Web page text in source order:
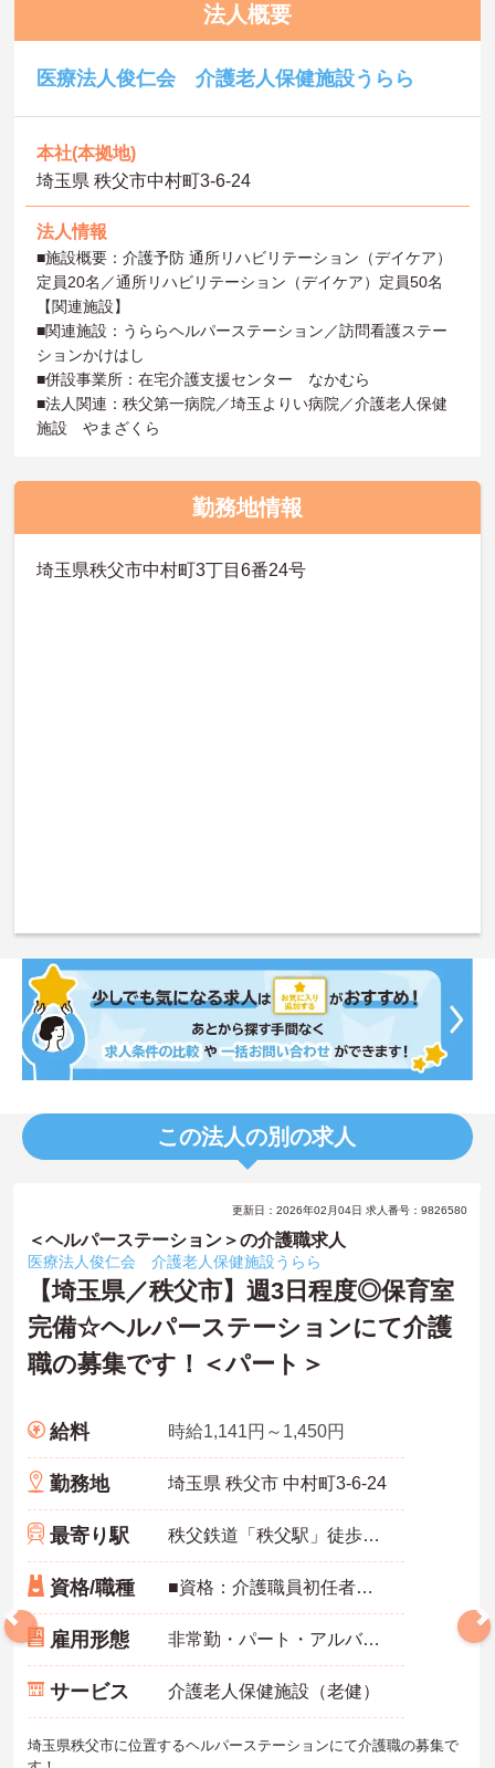
法人概要
医療法人俊仁会 介護老人保健施設うらら
本社(本拠地)
埼玉県 秩父市中村町3-6-24
法人情報
■施設概要：介護予防 通所リハビリテーション（デイケア）
定員20名／通所リハビリテーション（デイケア）定員50名
【関連施設】
■関連施設：うららヘルパーステーション／訪問看護ステー
ションかけはし
■併設事業所：在宅介護支援センター なかむら
■法人関連：秩父第一病院／埼玉よりい病院／介護老人保健
施設 やまざくら
勤務地情報
埼玉県秩父市中村町3丁目6番24号
この法人の別の求人
更新日：2026年02月04日 求人番号：9826580
＜ヘルパーステーション＞の介護職求人
医療法人俊仁会 介護老人保健施設うらら
【埼玉県／秩父市】週3日程度◎保育室
完備☆ヘルパーステーションにて介護
職の募集です！＜パート＞
給料 時給1,141円～1,450円
勤務地 埼玉県 秩父市 中村町3-6-24
最寄り駅 秩父鉄道「秩父駅」徒歩10分
資格/職種 ■資格：介護職員初任者研修以上、普通自動車運転免許（AT限定可） ■経験：不問
雇用形態 非常勤・パート・アルバイト
サービス 介護老人保健施設（老健）
埼玉県秩父市に位置するヘルパーステーションにて介護職の募集で